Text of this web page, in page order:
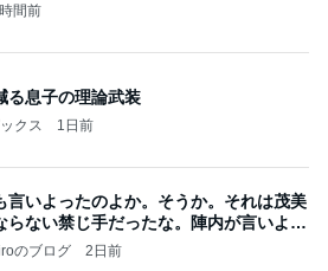
間前
る息子の理論武装
クス 1日前
言いよったのよか。そうか。それは茂美
らない禁じ手だったな。陣内が言いよる
のブログ 2日前